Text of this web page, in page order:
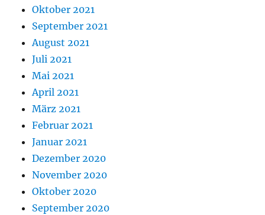
Oktober 2021
September 2021
August 2021
Juli 2021
Mai 2021
April 2021
März 2021
Februar 2021
Januar 2021
Dezember 2020
November 2020
Oktober 2020
September 2020